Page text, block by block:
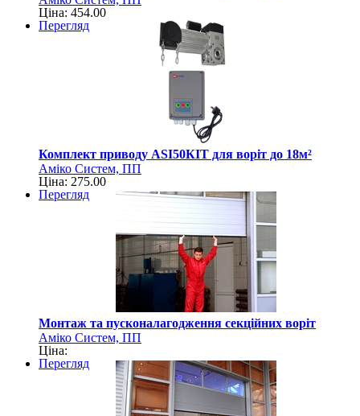
Ціна: 454.00
Перегляд
Комплект приводу ASI50КIT для воріт до 18м²
Аміко Систем, ПП
Ціна: 275.00
Перегляд
Монтаж та пусконалагодження секційних воріт
Аміко Систем, ПП
Ціна:
Перегляд